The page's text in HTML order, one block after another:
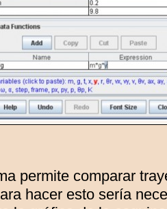
permite comparar
hacer esto sería